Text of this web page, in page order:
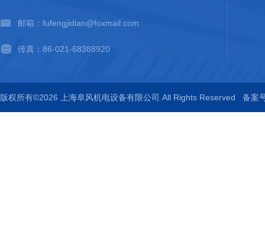
邮箱：fufengjidian@foxmail.com
传真：86-021-68388920
版权所有©2026 上海阜风机电设备有限公司 All Rights Reserved 备案